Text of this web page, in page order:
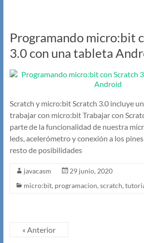
Programando micro:bit
3.0 con una tableta
Scratch y micro:bit Scratch 3.0 incluye
trabajar con micro:bit Trabajar con
parte de la funcionalidad de nuestra
leds, acelerómetro y conexión a los
resto de posibilidades
javacasm
29 junio, 2020
micro:bit, programacion, scratch,
« Anterior